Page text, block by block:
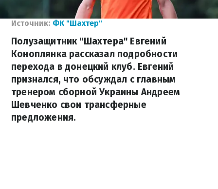
Источник: ФК "Шахтер"
Полузащитник "Шахтера" Евгений
Коноплянка рассказал подробности
перехода в донецкий клуб. Евгений
признался, что обсуждал с главным
тренером сборной Украины Андреем
Шевченко свои трансферные
предложения.